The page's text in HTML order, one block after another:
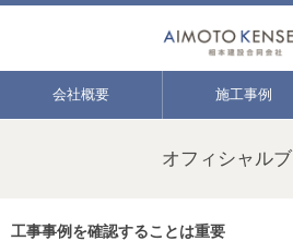
会社概要 施工事例
オフィシャル
工事事例を確認することは重要